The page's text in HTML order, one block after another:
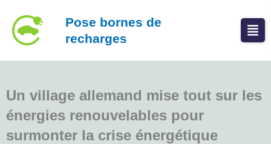
contenu
Pose bornes de
recharges
Un village allemand mise tout sur les
énergies renouvelables pour
surmonter la crise énergétique